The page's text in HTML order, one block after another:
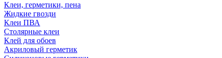
Клеи, герметики, пена
Жидкие гвозди
Клеи ПВА
Столярные клеи
Клей для обоев
Акриловый герметик